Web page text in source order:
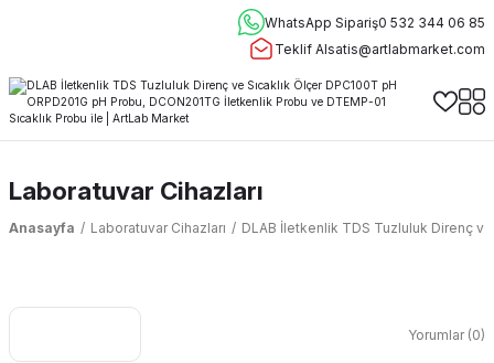
WhatsApp Sipariş0 532 344 06 85
Teklif Alsatis@artlabmarket.com
Laboratuvar Cihazları
Anasayfa Laboratuvar Cihazları DLAB İletkenlik TDS Tuzluluk Direnç ve
Yorumlar (0)